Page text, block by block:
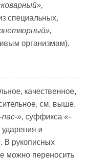
специальных,
организмам).
качественное,
см. выше.
пас-», суффикса «-
и
. В рукописных
можно переносить